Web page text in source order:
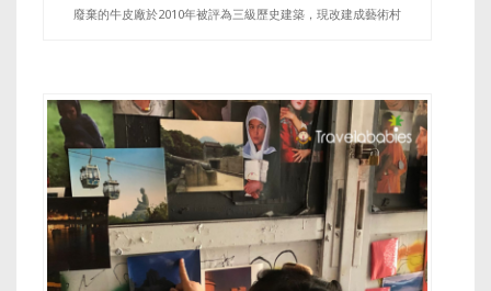
廢棄的牛皮廠於2010年被評為三級歷史建築，現改建成藝術村